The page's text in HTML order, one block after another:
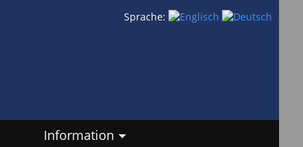
Sprache:
Information